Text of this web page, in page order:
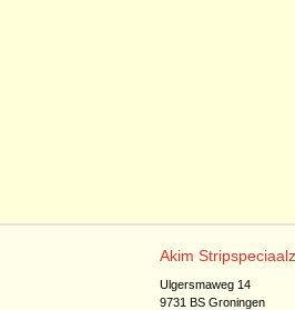
Akim
Ulgersmaweg 14
9731 BS Groningen